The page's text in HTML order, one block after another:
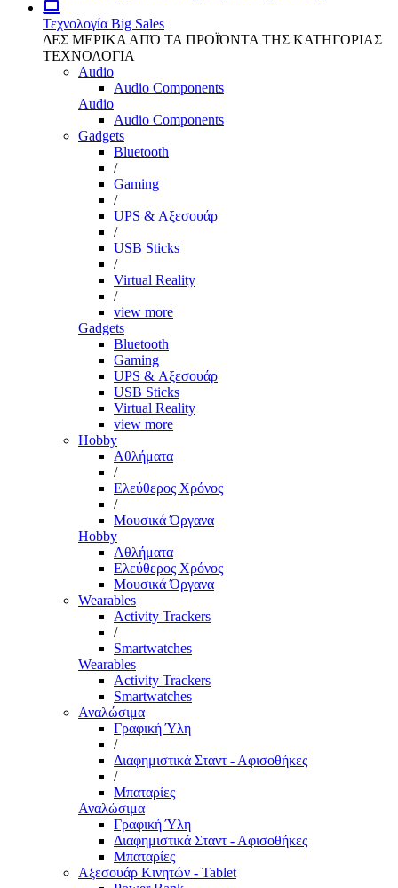
Τεχνολογία Big Sales
ΔΕΣ ΜΕΡΙΚΑ ΑΠΌ ΤΑ ΠΡΟΪΌΝΤΑ ΤΗΣ ΚΑΤΗΓΟΡΙΑΣ
ΤΕΧΝΟΛΟΓΙΑ
Audio
Audio Components
Audio
Audio Components
Gadgets
Bluetooth
/
Gaming
/
UPS & Αξεσουάρ
/
USB Sticks
/
Virtual Reality
/
view more
Gadgets
Bluetooth
Gaming
UPS & Αξεσουάρ
USB Sticks
Virtual Reality
view more
Hobby
Αθλήματα
/
Ελεύθερος Χρόνος
/
Μουσικά Όργανα
Hobby
Αθλήματα
Ελεύθερος Χρόνος
Μουσικά Όργανα
Wearables
Activity Trackers
/
Smartwatches
Wearables
Activity Trackers
Smartwatches
Αναλώσιμα
Γραφική Ύλη
/
Διαφημιστικά Σταντ - Αφισοθήκες
/
Μπαταρίες
Αναλώσιμα
Γραφική Ύλη
Διαφημιστικά Σταντ - Αφισοθήκες
Μπαταρίες
Αξεσουάρ Κινητών - Tablet